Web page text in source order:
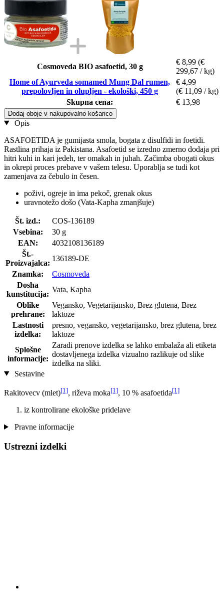
Cosmoveda BIO asafoetid, 30 g
€ 8,99 (€
299,67 / kg)
Home of Ayurveda somamed Mung Dal rumen,
prepolovljen in olupljen - ekološki, 450 g
€ 4,99
(€ 11,09 / kg)
Skupna cena:
€ 13,98
Dodaj oboje v nakupovalno košarico
Opis
ASAFOETIDA je gumijasta smola, bogata z disulfidi in foetidi.
Rastlina prihaja iz Pakistana. Asafoetid se izredno zmerno dodaja pri
hitri kuhi in kari jedeh, ter omakah in juhah. Začimba obogati okus
in okrepi proces prebave v vašem telesu. Uporablja se tudi kot
zamenjava za čebulo in česen.
poživi, ogreje in ima pekoč, grenak okus
uravnotežo došo (Vata-Kapha zmanjšuje)
Št. izd.:
COS-136189
Vsebina:
30 g
EAN:
4032108136189
Št.-
Proizvajalca:
136189-DE
Znamka:
Cosmoveda
Dosha
kunstitucija:
Vata, Kapha
Oblike
prehrane:
Vegansko, Vegetarijansko, Brez glutena, Brez
laktoze
Lastnosti
izdelka:
presno, vegansko, vegetarijansko, brez glutena, brez
laktoze
Splošne
informacije:
Zaradi prenove izdelka se lahko embalaža ali etiketa
dostavljenega izdelka vizualno razlikuje od slike
izdelka na sliki.
Sestavine
Rakitovecv (mlet)[1], riževa moka[1], 10 % asafoetida[1]
iz kontrolirane ekološke pridelave
Pravne informacije
Ustrezni izdelki